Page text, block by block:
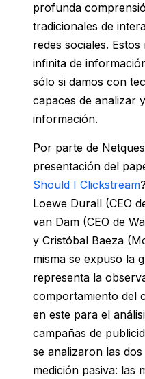
profunda
tradicionales de
redes sociales.
infinita de
sólo si damos con
capaces de analizar
información.
Por parte de
presentación del
Should I Clickstream
Loewe Durall (CEO
van Dam (CEO de
y Cristóbal Baeza
misma se expuso la
representa la
comportamiento del
en este para el
campañas de
se analizaron las
medición pasiva: las